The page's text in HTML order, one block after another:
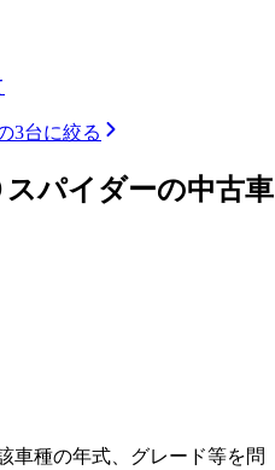
3台に絞る
パイダーの中古車
車種の年式、グレード等を問